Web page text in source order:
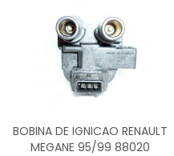
BOBINA DE IGNICAO RENAULT
MEGANE 95/99 88020